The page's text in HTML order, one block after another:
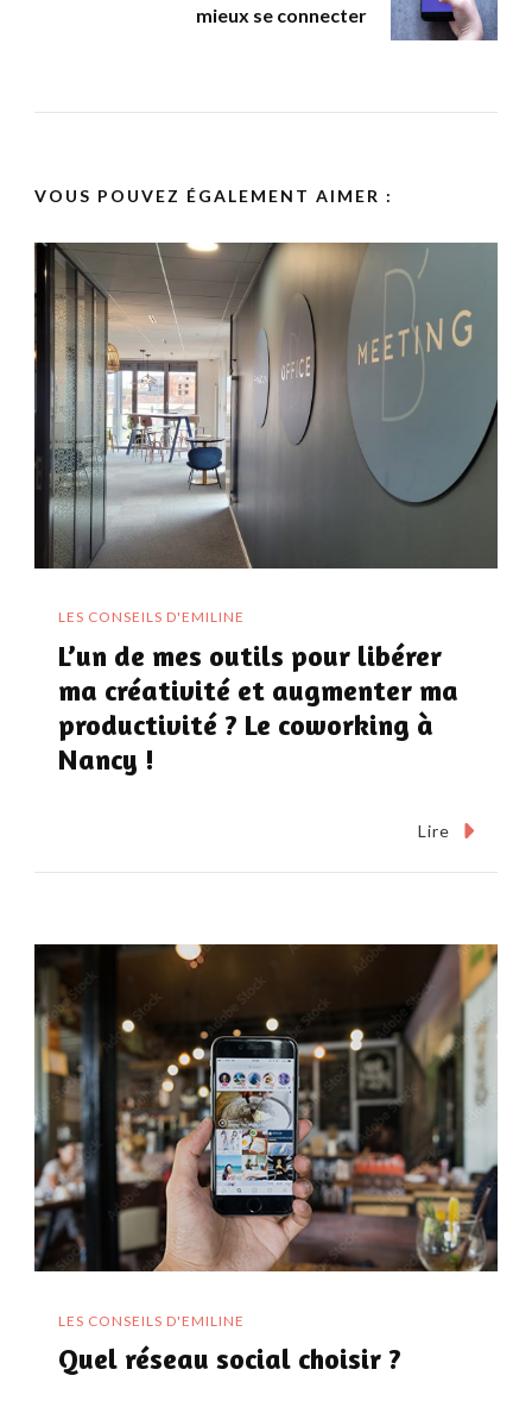
mieux se connecter
VOUS POUVEZ ÉGALEMENT AIMER :
LES CONSEILS D'EMILINE
L’un de mes outils pour libérer
ma créativité et augmenter ma
productivité ? Le coworking à
Nancy !
Lire
LES CONSEILS D'EMILINE
Quel réseau social choisir ?